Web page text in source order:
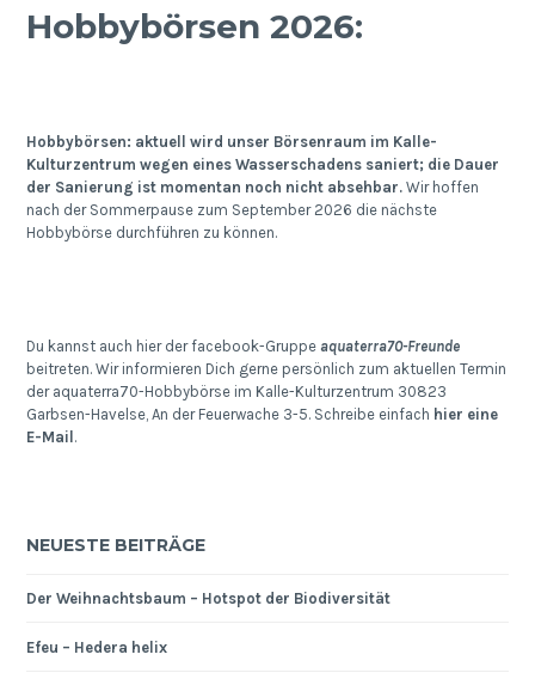
Hobbybörsen 2026:
Hobbybörsen: aktuell wird unser Börsenraum im Kalle-
Kulturzentrum wegen eines Wasserschadens saniert; die Dauer
der Sanierung ist momentan noch nicht absehbar. Wir hoffen
nach der Sommerpause zum September 2026 die nächste
Hobbybörse durchführen zu können.
Du kannst auch hier der facebook-Gruppeaquaterra70-Freunde
beitreten. Wir informieren Dich gerne persönlich zum aktuellen Termin
der aquaterra70-Hobbybörse im Kalle-Kulturzentrum 30823
Garbsen-Havelse, An der Feuerwache 3-5. Schreibe einfach hier eine
E-Mail .
NEUESTE BEITRÄGE
Der Weihnachtsbaum – Hotspot der Biodiversität
Efeu – Hedera helix